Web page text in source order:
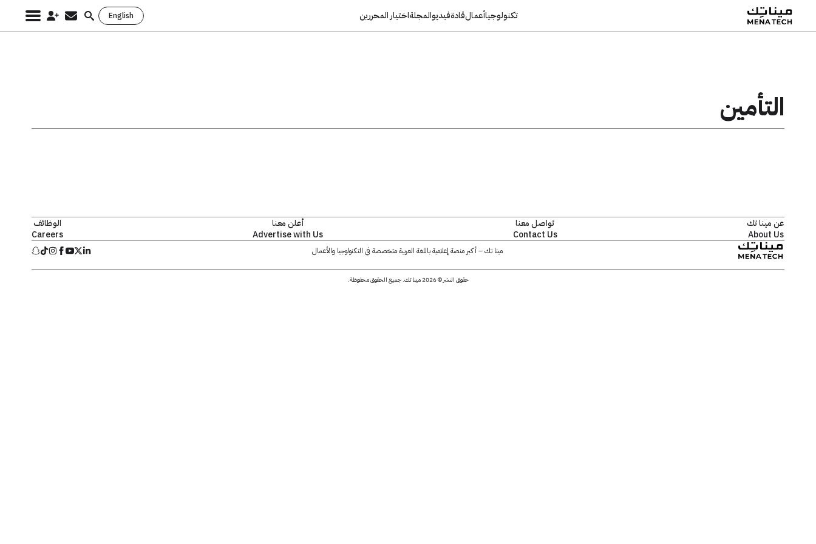
تكنولوجياأعمالقادةفيديوالمجلةاختيار المحررين English
Search
التأمين
عن مينا تك
About Us
تواصل معنا
Contact Us
أعلن معنا
Advertise with Us
الوظائف
Careers
مينا تك – أكبر منصة إعلامية باللغة العربية متخصصة في التكنولوجيا والأعمال
حقوق النشر © 2026 مينا تك. جميع الحقوق محفوظة.